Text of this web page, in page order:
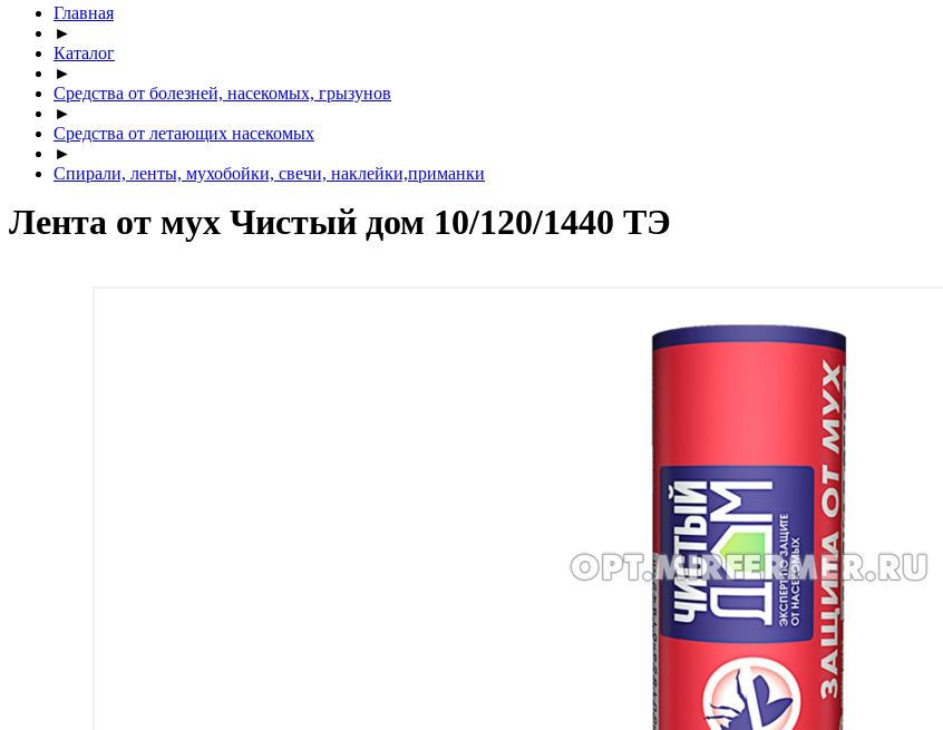
Главная
►
Каталог
►
Средства от болезней, насекомых, грызунов
►
Средства от летающих насекомых
►
Спирали, ленты, мухобойки, свечи, наклейки,приманки
Лента от мух Чистый дом 10/120/1440 ТЭ